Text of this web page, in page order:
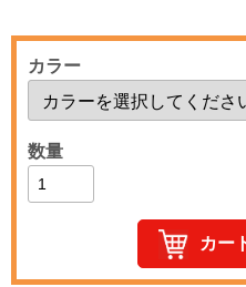
カラー
数量